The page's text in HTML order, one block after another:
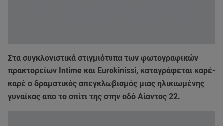
Στα συγκλονιστικά στιγμιότυπα των φωτογραφικών
πρακτορείων Intime και Eurokinissi, καταγράφεται καρέ-
καρέ ο δραματικός απεγκλωβισμός μιας ηλικιωμένης
γυναίκας απο το σπίτι της στην οδό Αίαντος 22.